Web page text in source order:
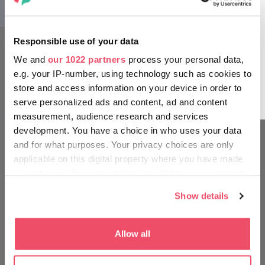
Responsible use of your data
We and our 1022 partners process your personal data,
e.g. your IP-number, using technology such as cookies to
store and access information on your device in order to
serve personalized ads and content, ad and content
measurement, audience research and services
development. You have a choice in who uses your data
and for what purposes. Your privacy choices are only
applicable on this digital property where you have made
If you allow, we would also like to:
which can be accurate to within several meters
Show details
Allow all
Piotra i Pawła na Placu Katedralnym, Pécs
Piotra i Pawła na Placu Katedralnym, Pécs
wieku, a jego wyposażenie wewnętrzne prezentuje styl
tajemnic różańca, a na ołtarzu od 1765 r. znajduje się figura
Maryi. Przed głównym wejściem do kościoła znajdują się
dwie słynne ceramiczne figury Zsolnay wykonane z
pirogranitu.
PODRÓŻUJ TAK JAK WĘGRZY